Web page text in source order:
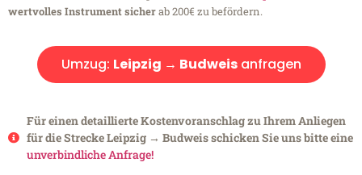
wertvolles Instrument sicherab 200€ zu befördern.
Umzug: Leipzig → Budweisanfragen
Für einen detaillierte Kostenvoranschlag zu Ihrem Anliegen
für die Strecke Leipzig → Budweis schicken Sie uns bitte eine
unverbindliche Anfrage!